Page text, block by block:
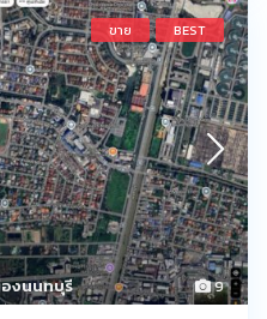
9
องนนทบุรี
ขาย BEST